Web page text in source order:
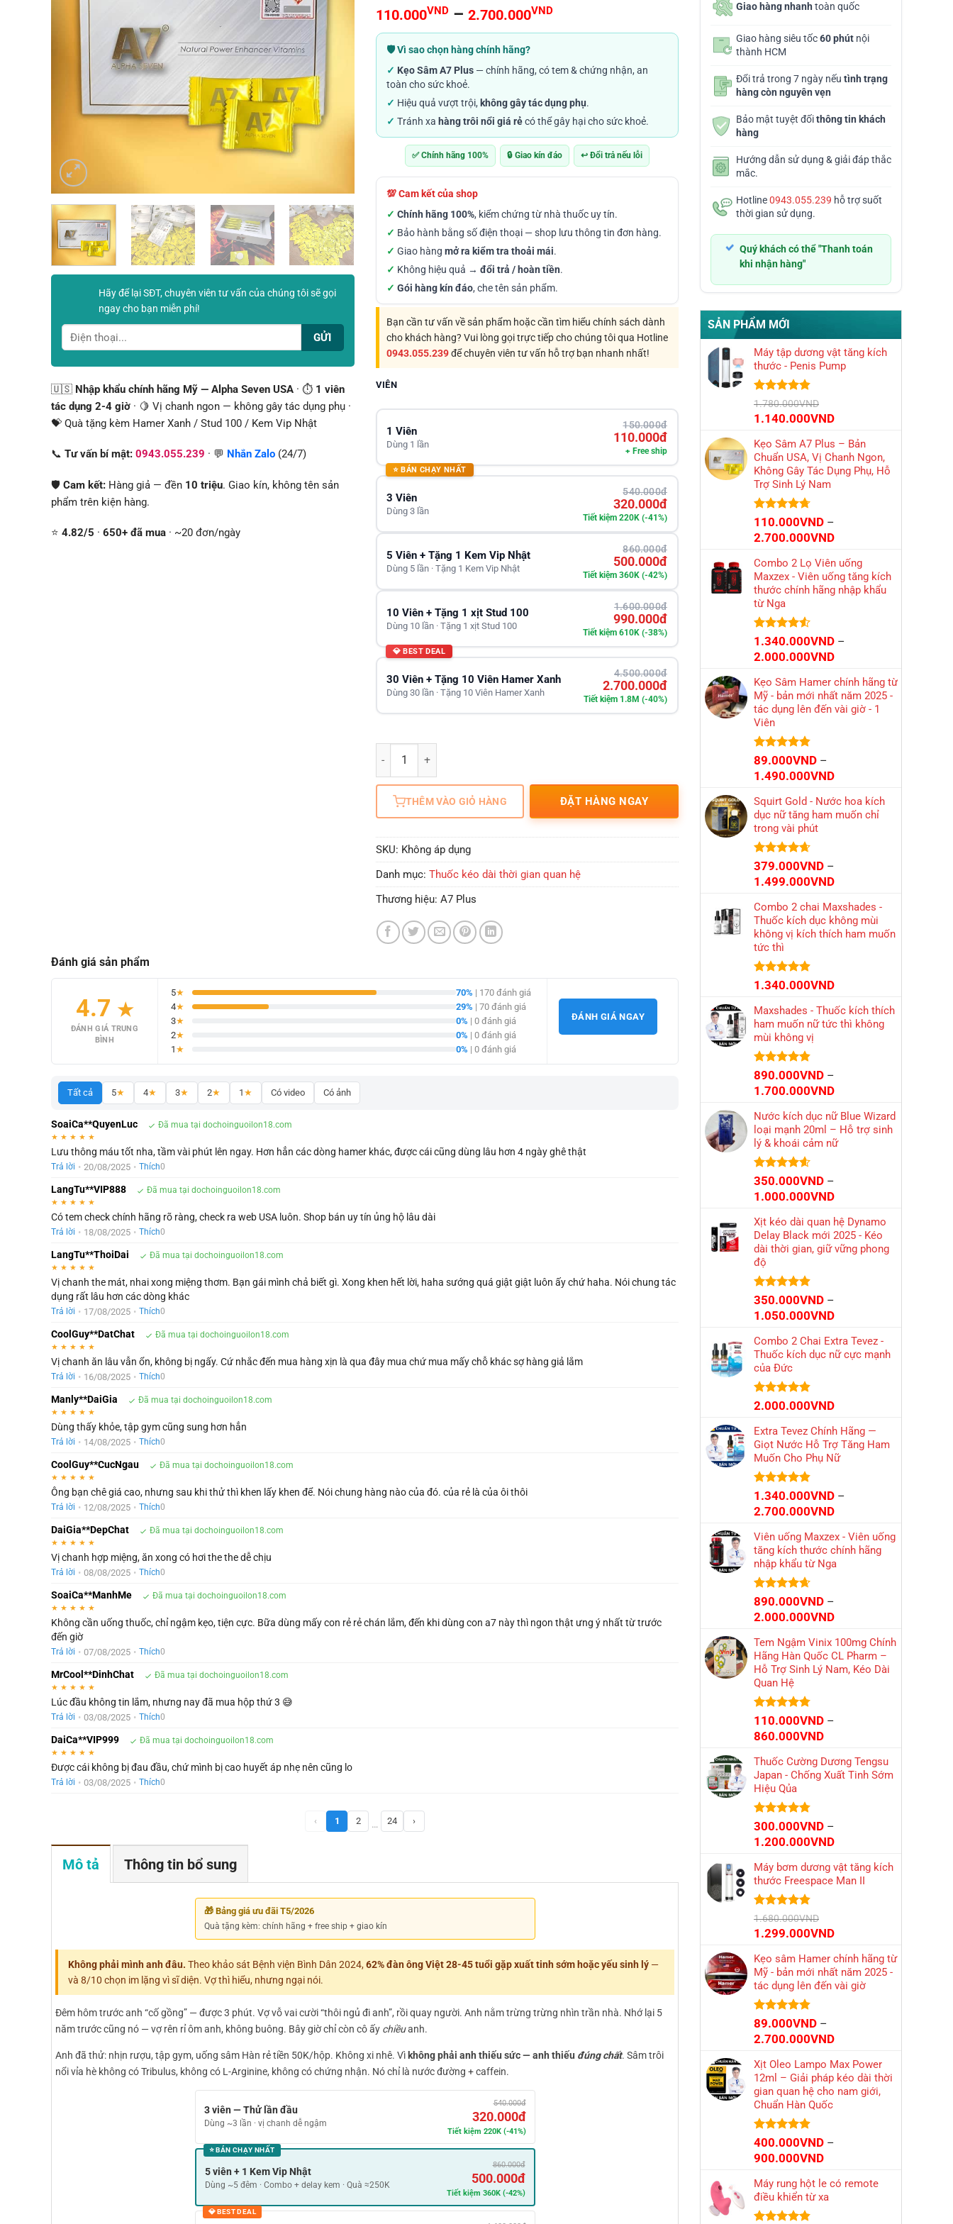
Giao hàng nhanh toàn quốc
Giao hàng siêu tốc60 phút nội
thành HCM
Đổi trả trong 7 ngày nếu tình trạng
hàng còn nguyên vẹn
Bảo mật tuyệt đốithông tin khách
hàng
Hướng dẫn sử dụng & giải đáp thắc
mắc.
Hotline0943.055.239 hỗ trợ suốt
thời gian sử dụng.
Quý khách có thể "Thanh toán
khi nhận hàng"
SẢN PHẨM MỚI
Máy tập dương vật tăng kích
thước - Penis Pump
Được xếp
hạng4.79
5 sao
1.780.000VND
Giá
là:
1.780.000VND.
1.140.000VNDGiá
tại
là:
1.140.000VND.
Kẹo Sâm A7 Plus – Bản
Chuẩn USA, Vị Chanh Ngon,
Không Gây Tác Dụng Phụ, Hỗ
Trợ Sinh Lý Nam
Được xếp
hạng4.71
5 sao
110.000VND –
2.700.000VNDKhoảng
từ
110.000VND
đến
Combo 2 Lọ Viên uống
Maxzex - Viên uống tăng kích
thước chính hãng nhập khẩu
từ Nga
Được xếp
hạng4.52
5 sao
1.340.000VND –
2.000.000VNDKhoảng
từ
1.340.000VND
đến
Kẹo Sâm Hamer chính hãng từ
Mỹ - bản mới nhất năm 2025 -
tác dụng lên đến vài giờ - 1
Viên
Được xếp
hạng4.84
5 sao
89.000VND –
1.490.000VNDKhoảng
từ
89.000VND
Squirt Gold - Nước hoa kích
dục nữ tăng ham muốn chỉ
trong vài phút
Được xếp
hạng4.66
5 sao
379.000VND –
1.499.000VNDKhoảng
từ
379.000VND
đến
Combo 2 chai Maxshades -
Thuốc kích dục không mùi
không vị kích thích ham muốn
tức thì
Được xếp
5 sao
1.340.000VND
Maxshades - Thuốc kích thích
ham muốn nữ tức thì không
mùi không vị
Được xếp
hạng4.83
5 sao
890.000VND –
1.700.000VNDKhoảng
từ
890.000VND
đến
Nước kích dục nữ Blue Wizard
loại mạnh 20ml – Hỗ trợ sinh
lý & khoái cảm nữ
Được xếp
hạng4.56
5 sao
350.000VND –
1.000.000VNDKhoảng
từ
350.000VND
đến
Xịt kéo dài quan hệ Dynamo
Delay Black mới 2025 - Kéo
dài thời gian, giữ vững phong
độ
Được xếp
hạng4.86
5 sao
350.000VND –
1.050.000VNDKhoảng
từ
350.000VND
Combo 2 Chai Extra Tevez -
Thuốc kích dục nữ cực mạnh
của Đức
Được xếp
5 sao
2.000.000VND
Extra Tevez Chính Hãng —
Giọt Nước Hỗ Trợ Tăng Ham
Muốn Cho Phụ Nữ
Được xếp
hạng4.81
5 sao
1.340.000VND –
2.700.000VNDKhoảng
từ
1.340.000VND
đến
Viên uống Maxzex - Viên uống
tăng kích thước chính hãng
nhập khẩu từ Nga
Được xếp
hạng4.66
5 sao
890.000VND –
2.000.000VNDKhoảng
từ
890.000VND
đến
Tem Ngậm Vinix 100mg Chính
Hãng Hàn Quốc CL Pharm –
Hỗ Trợ Sinh Lý Nam, Kéo Dài
Quan Hệ
Được xếp
hạng4.73
5 sao
110.000VND –
860.000VNDKhoảng
từ
110.000VND
Thuốc Cường Dương Tengsu
Japan - Chống Xuất Tinh Sớm
Hiệu Qủa
Được xếp
hạng4.74
5 sao
300.000VND –
1.200.000VNDKhoảng
từ
300.000VND
Máy bơm dương vật tăng kích
thước Freespace Man II
Được xếp
hạng4.79
5 sao
1.680.000VND
Giá
là:
1.680.000VND.
1.299.000VNDGiá
tại
là:
1.299.000VND.
Kẹo sâm Hamer chính hãng từ
Mỹ - bản mới nhất năm 2025 -
tác dụng lên đến vài giờ
Được xếp
hạng4.84
5 sao
89.000VND –
2.700.000VNDKhoảng
từ
89.000VND
đến
Xịt Oleo Lampo Max Power
12ml – Giải pháp kéo dài thời
gian quan hệ cho nam giới,
Chuẩn Hàn Quốc
Được xếp
hạng4.86
5 sao
400.000VND –
900.000VNDKhoảng
từ
400.000VND
Máy rung hột le có remote
điều khiển từ xa
Hãy để lại SĐT, chuyên viên tư vấn của chúng tôi sẽ gọi
ngay cho bạn miễn phí!
🇺🇸 Nhập khẩu chính hãng Mỹ — Alpha Seven USA · ⏱️ 1 viên
tác dụng 2-4 giờ · 🍋 Vị chanh ngon — không gây tác dụng phụ ·
💝 Quà tặng kèm Hamer Xanh / Stud 100 / Kem Vip Nhật
📞 Tư vấn bí mật: 0943.055.239 · 💬 Nhắn Zalo (24/7)
🛡️ Cam kết: Hàng giả — đền 10 triệu. Giao kín, không tên sản
phẩm trên kiện hàng.
⭐ 4.82/5 · 650+ đã mua · ~20 đơn/ngày
dựa trên
110.000VND – 2.700.000VNDKhoảng
giá:
110.000VND
2.700.000VND
🛡️ Vì sao chọn hàng chính hãng?
✓ Kẹo Sâm A7 Plus— chính hãng, có tem & chứng nhận, an
toàn cho sức khoẻ.
✓ Hiệu quả vượt trội, không gây tác dụng phụ.
✓ Tránh xa hàng trôi nổi giá rẻcó thể gây hại cho sức khoẻ.
✅ Chính hãng 100% 🔒 Giao kín đáo ↩️ Đổi trả nếu lỗi
💯 Cam kết của shop
✓ Chính hãng 100%, kiểm chứng từ nhà thuốc uy tín.
✓ Bảo hành bằng số điện thoại — shop lưu thông tin đơn hàng.
✓ Giao hàng mở ra kiểm tra thoải mái.
✓ Không hiệu quả → đổi trả / hoàn tiền.
✓ Gói hàng kín đáo, che tên sản phẩm.
Bạn cần tư vấn về sản phẩm hoặc cần tìm hiểu chính sách dành
cho khách hàng? Vui lòng gọi trực tiếp cho chúng tôi qua Hotline
0943.055.239để chuyên viên tư vấn hỗ trợ bạn nhanh nhất!
VIÊN
1 Viên
Dùng 1 lần
150.000đ
110.000đ
+ Free ship
⭐ BÁN CHẠY NHẤT
3 Viên
Dùng 3 lần
540.000đ
320.000đ
Tiết kiệm 220K (-41%)
5 Viên + Tặng 1 Kem Vip Nhật
Dùng 5 lần · Tặng 1 Kem Vip Nhật
860.000đ
500.000đ
Tiết kiệm 360K (-42%)
10 Viên + Tặng 1 xịt Stud 100
Dùng 10 lần · Tặng 1 xịt Stud 100
1.600.000đ
990.000đ
Tiết kiệm 610K (-38%)
💎 BEST DEAL
30 Viên + Tặng 10 Viên Hamer Xanh
Dùng 30 lần · Tặng 10 Viên Hamer Xanh
4.500.000đ
2.700.000đ
Tiết kiệm 1.8M (-40%)
THÊM VÀO GIỎ HÀNG ĐẶT HÀNG NGAY
SKU: Không áp dụng
Danh mục: Thuốc kéo dài thời gian quan hệ
Thương hiệu: A7 Plus
Đánh giá sản phẩm
4.7 ★
ĐÁNH GIÁ TRUNG
BÌNH
5★ 70% | 170 đánh giá
4★ 29% | 70 đánh giá
3★ 0% | 0 đánh giá
2★ 0% | 0 đánh giá
1 ★ 0% | 0 đánh giá
ĐÁNH GIÁ NGAY
Tất cả 5★ 4★ 3★ 2★ 1 ★ Có video Có ảnh
SoaiCa**QuyenLuc Đã mua tại dochoinguoilon18.com
★ ★ ★ ★ ★
Lưu thông máu tốt nha, tầm vài phút lên ngay. Hơn hẳn các dòng hamer khác, được cái cũng dùng lâu hơn 4 ngày ghê thật
Trả lời • 20/08/2025 • Thích0
LangTu**VIP888 Đã mua tại dochoinguoilon18.com
★ ★ ★ ★ ★
Có tem check chính hãng rõ ràng, check ra web USA luôn. Shop bán uy tín ủng hộ lâu dài
Trả lời • 18/08/2025 • Thích0
LangTu**ThoiDai Đã mua tại dochoinguoilon18.com
★ ★ ★ ★ ★
Vị chanh the mát, nhai xong miệng thơm. Bạn gái mình chả biết gì. Xong khen hết lời, haha sướng quá giật giật luôn ấy chứ haha. Nói chung tác
dụng rất lâu hơn các dòng khác
Trả lời • 17/08/2025 • Thích0
CoolGuy**DatChat Đã mua tại dochoinguoilon18.com
★ ★ ★ ★ ★
Vị chanh ăn lâu vẫn ổn, không bị ngấy. Cứ nhắc đến mua hàng xịn là qua đây mua chứ mua mấy chỗ khác sợ hàng giả lắm
Trả lời • 16/08/2025 • Thích0
Manly**DaiGia Đã mua tại dochoinguoilon18.com
★ ★ ★ ★ ★
Dùng thấy khỏe, tập gym cũng sung hơn hẳn
Trả lời • 14/08/2025 • Thích0
CoolGuy**CucNgau Đã mua tại dochoinguoilon18.com
★ ★ ★ ★ ★
Ông bạn chê giá cao, nhưng sau khi thử thì khen lấy khen để. Nói chung hàng nào của đó. của rẻ là của ôi thôi
Trả lời • 12/08/2025 • Thích0
DaiGia**DepChat Đã mua tại dochoinguoilon18.com
★ ★ ★ ★ ★
Vị chanh hợp miệng, ăn xong có hơi the the dễ chịu
Trả lời • 08/08/2025 • Thích0
SoaiCa**ManhMe Đã mua tại dochoinguoilon18.com
★ ★ ★ ★ ★
Không cần uống thuốc, chỉ ngậm kẹo, tiện cực. Bữa dùng mấy con rẻ rẻ chán lắm, đến khi dùng con a7 này thì ngon thật ưng ý nhất từ trước
đến giờ
Trả lời • 07/08/2025 • Thích0
MrCool**DinhChat Đã mua tại dochoinguoilon18.com
★ ★ ★ ★ ★
Lúc đầu không tin lắm, nhưng nay đã mua hộp thứ 3 😅
Trả lời • 03/08/2025 • Thích0
DaiCa**VIP999 Đã mua tại dochoinguoilon18.com
★ ★ ★ ★ ★
Được cái không bị đau đầu, chứ mình bị cao huyết áp nhẹ nên cũng lo
Trả lời • 03/08/2025 • Thích0
‹ 1 2 … 24 ›
Mô tả Thông tin bổ sung
🎁 Bảng giá ưu đãi T5/2026
Quà tặng kèm: chính hãng + free ship + giao kín
Không phải mình anh đâu. Theo khảo sát Bệnh viện Bình Dân 2024, 62% đàn ông Việt 28-45 tuổi gặp xuất tinh sớm hoặc yếu sinh lý —
và 8/10 chọn im lặng vì sĩ diện. Vợ thì hiểu, nhưng ngại nói.
Đêm hôm trước anh “cố gồng” — được 3 phút. Vợ vỗ vai cười “thôi ngủ đi anh”, rồi quay người. Anh nằm trừng trừng nhìn trần nhà. Nhớ lại 5
năm trước cũng nó — vợ rên rỉ ôm anh, không buông. Bây giờ chỉ còn cô ấy chiềuanh.
Anh đã thử: nhịn rượu, tập gym, uống sâm Hàn rẻ tiền 50K/hộp. Không xi nhê. Vì không phải anh thiếu sức — anh thiếu đúng chất. Sâm trôi
nổi vỉa hè không có Tribulus, không có L-Arginine, không có chứng nhận. Nó chỉ là nước đường + caffein.
3 viên — Thử lần đầu
Dùng ~3 lần · vị chanh dễ ngậm
540.000đ
320.000đ
Tiết kiệm 220K (-41%)
⭐ BÁN CHẠY NHẤT
5 viên + 1 Kem Vip Nhật
Dùng ~5 đêm · Combo + delay kem · Quà ≈250K
860.000đ
500.000đ
Tiết kiệm 360K (-42%)
💎 BEST DEAL